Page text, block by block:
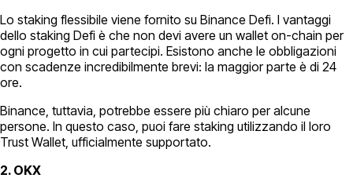
Lo staking flessibile viene fornito su Binance Defi. I vantaggi
dello staking Defi è che non devi avere un wallet on-chain per
ogni progetto in cui partecipi. Esistono anche le obbligazioni
con scadenze incredibilmente brevi: la maggior parte è di 24
ore.
Binance, tuttavia, potrebbe essere più chiaro per alcune
persone. In questo caso, puoi fare staking utilizzando il loro
Trust Wallet, ufficialmente supportato.
2. OKX